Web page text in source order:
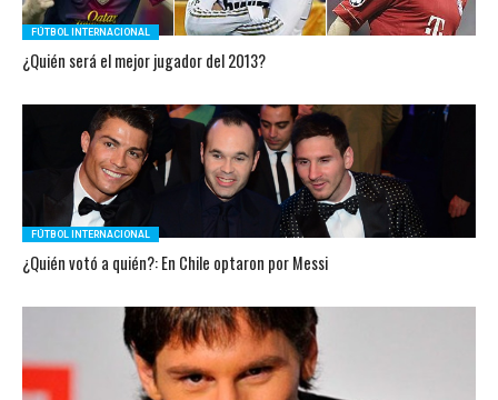
FÚTBOL INTERNACIONAL
¿Quién será el mejor jugador del 2013?
FÚTBOL INTERNACIONAL
¿Quién votó a quién?: En Chile optaron por Messi